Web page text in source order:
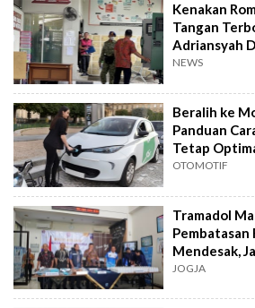
Kenakan
Tangan
Adriansyah
untuk
NEWS
Beralih ke
Panduan
Tetap
OTOMOTIF
Tramadol
Pembatasan
Mendesak,
Distop
JOGJA